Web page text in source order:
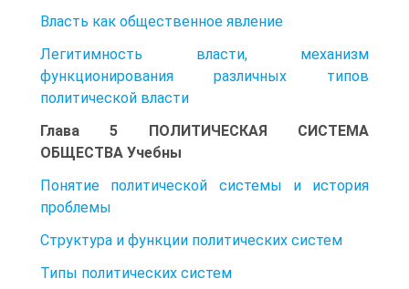
Власть как общественное явление
Легитимность власти, механизм
функционирования различных типов
политической власти
Глава 5 ПОЛИТИЧЕСКАЯ СИСТЕМА
ОБЩЕСТВА Учебны
Понятие политической системы и история
проблемы
Структура и функции политических систем
Типы политических систем